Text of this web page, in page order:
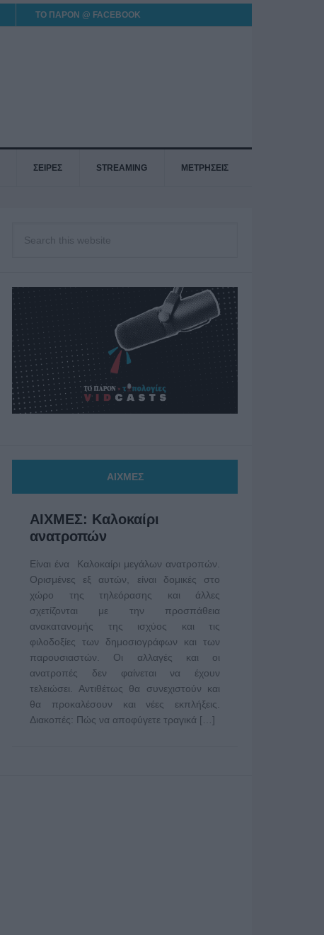
ΤΟ ΠΑΡΟΝ @ FACEBOOK
ΣΕΙΡΕΣ STREAMING ΜΕΤΡΗΣΕΙΣ
ΑΙΧΜΕΣ
ΑΙΧΜΕΣ: Καλοκαίρι
ανατροπών
Είναι ένα Καλοκαίρι μεγάλων ανατροπών.
Ορισμένες εξ αυτών, είναι δομικές στο
χώρο της τηλεόρασης και άλλες
σχετίζονται με την προσπάθεια
ανακατανομής της ισχύος και τις
φιλοδοξίες των δημοσιογράφων και των
παρουσιαστών. Οι αλλαγές και οι
ανατροπές δεν φαίνεται να έχουν
τελειώσει. Αντιθέτως θα συνεχιστούν και
θα προκαλέσουν και νέες εκπλήξεις.
Διακοπές: Πώς να αποφύγετε τραγικά […]